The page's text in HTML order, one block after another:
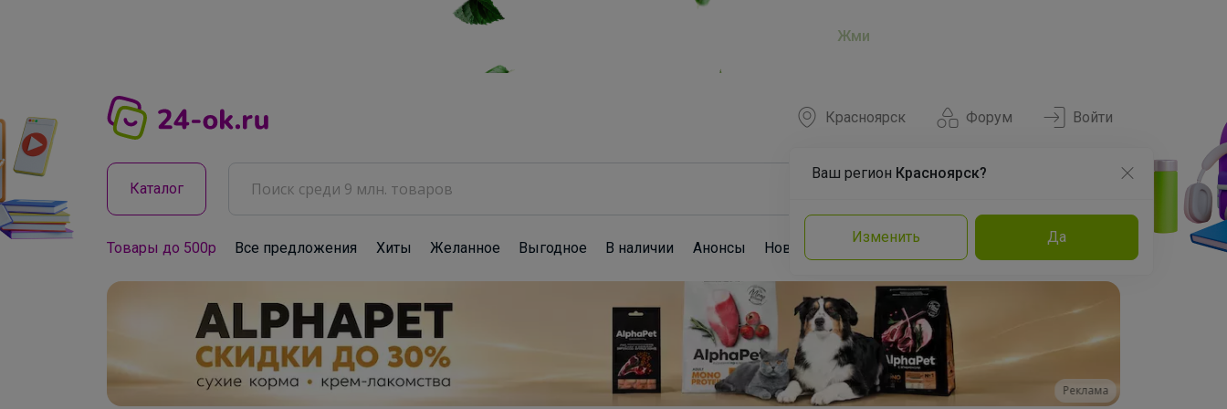
Жми
Форум
Красноярск
Ваш регион Красноярск?
Изменить Да
Войти
Каталог
Товары до 500р Все предложения Хиты Желанное Выгодное В наличии Анонсы Новости Команда Эксперты
Реклама